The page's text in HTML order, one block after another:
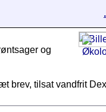
og
brev, tilsat vandfrit